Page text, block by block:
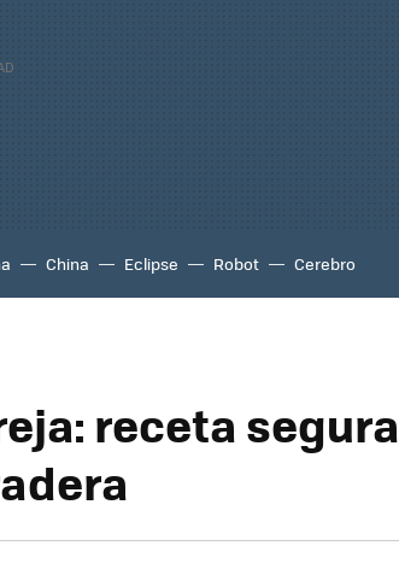
China Eclipse Robot Cerebro
receta segura